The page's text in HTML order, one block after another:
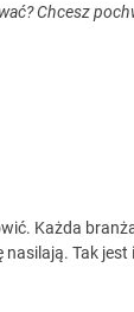
Chcesz
Każda
Tak jest